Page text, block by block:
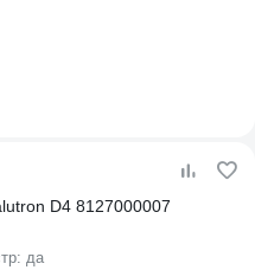
D4 8127000007
да